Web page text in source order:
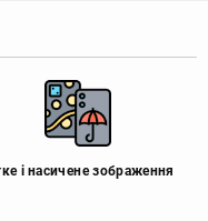
і насичене зображення